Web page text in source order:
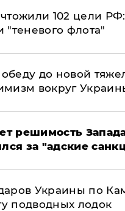
102 цели
"теневого флота"
до новой
вокруг
решимость
за "адские
Украины по
подводных лодок